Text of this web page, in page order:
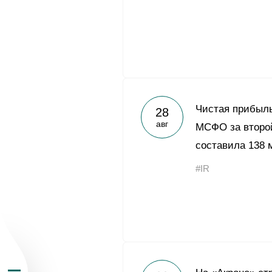
О Группе «Акрон»
География
28
авг
Чистая
МСФО за
составила
#IR